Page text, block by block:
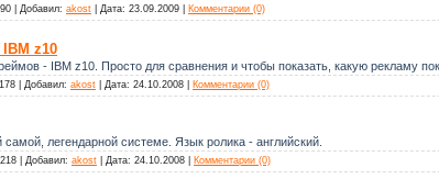
Добавил: akost Дата: 23.09.2009 Комментарии (0)
z10
- IBM z10. Просто для сравнения и чтобы показать, какую рекламу
Добавил: akost Дата: 24.10.2008 Комментарии (0)
легендарной системе. Язык ролика - английский.
Добавил: akost Дата: 24.10.2008 Комментарии (0)